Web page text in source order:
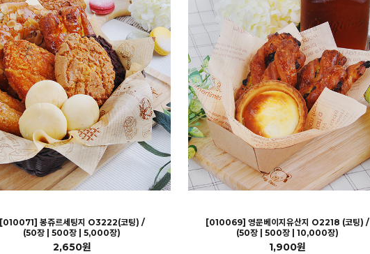
[010071] 봉쥬르세팅지 O3222(코팅) /
(50장 | 500장 | 5,000장)
2,650원
[010069] 영문베이지유산지 O2218 (코팅) /
(50장 | 500장 | 10,000장)
1,900원